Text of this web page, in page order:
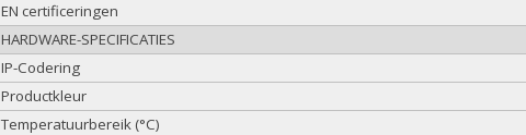
EN certificeringen
HARDWARE-SPECIFICATIES
IP-Codering
Productkleur
Temperatuurbereik (°C)